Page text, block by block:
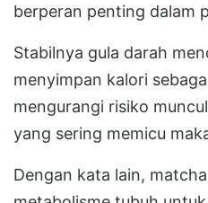
berperan penting dalam
Stabilnya gula darah
menyimpan kalori
mengurangi risiko
yang sering memicu
Dengan kata lain,